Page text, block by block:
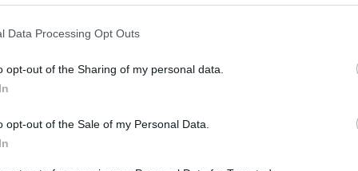
Data Processing Opt Outs
opt-out of the Sharing of my personal data.
opt-out of the Sale of my Personal Data.
τον κόσμο. Όμως, ποτέ δεν θα μπορούσα
ολόκληρο τον κόσμο. Δεν είναι ποτέ εύκολο
που σκεφτόμασταν τι θα γίνει, πότε θα
πότε θα προπονηθούμε... Πρέπει να